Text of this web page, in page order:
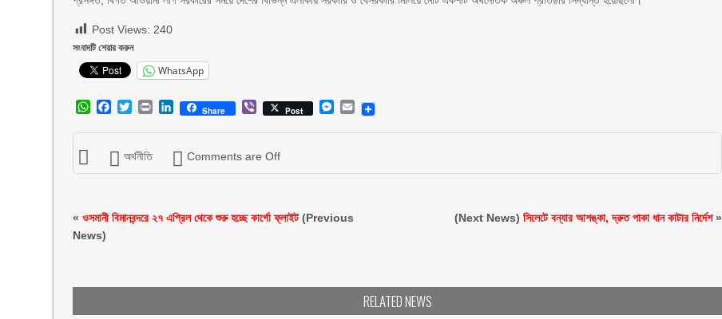
Post Views: 240
সংবাদটি শেয়ার করুন
WhatsApp
WhatsApp
Facebook
Twitter
Print LinkedIn
Share ViberPost Messenger
Email
অর্থনীতি Comments are Off
«ওসমানী বিমানবন্দরে ২৭ এপ্রিল থেকে শুরু হচ্ছে কার্গো ফ্লাইট(Previous
News)
(Next News)সিলেটে বন্যার আশঙ্কা, দ্রুত পাকা ধান কাটার নির্দেশ»
RELATED NEWS